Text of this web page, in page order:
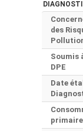
des
Soumis
DPE
Date
primaire